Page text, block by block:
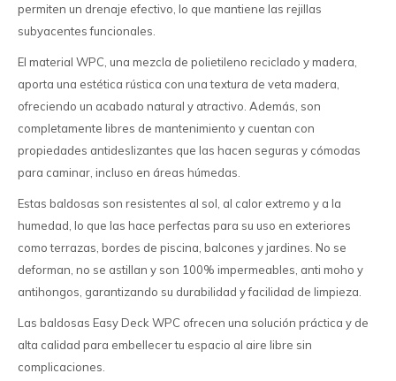
permiten un drenaje efectivo, lo que mantiene las rejillas
subyacentes funcionales.
El material WPC, una mezcla de polietileno reciclado y madera,
aporta una estética rústica con una textura de veta madera,
ofreciendo un acabado natural y atractivo. Además, son
completamente libres de mantenimiento y cuentan con
propiedades antideslizantes que las hacen seguras y cómodas
para caminar, incluso en áreas húmedas.
Estas baldosas son resistentes al sol, al calor extremo y a la
humedad, lo que las hace perfectas para su uso en exteriores
como terrazas, bordes de piscina, balcones y jardines. No se
deforman, no se astillan y son 100% impermeables, anti moho y
antihongos, garantizando su durabilidad y facilidad de limpieza.
Las baldosas Easy Deck WPC ofrecen una solución práctica y de
alta calidad para embellecer tu espacio al aire libre sin
complicaciones.